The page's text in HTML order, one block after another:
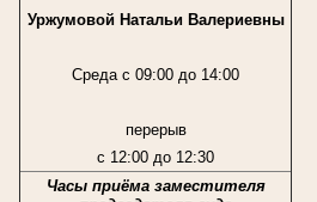
Уржумовой Натальи Валериевны
Среда с 09:00 до 14:00
перерыв
с 12:00 до 12:30
Часы приёма заместителя